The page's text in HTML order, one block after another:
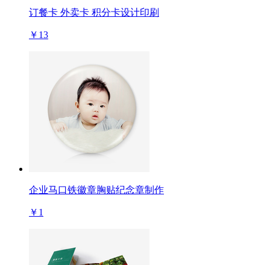
订餐卡 外卖卡 积分卡设计印刷
￥13
企业马口铁徽章胸贴纪念章制作
￥1